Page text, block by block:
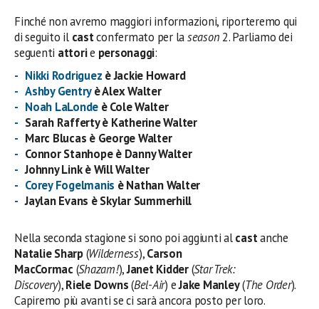
Finché non avremo maggiori informazioni, riporteremo qui
di seguito il castconfermato per laseason2. Parliamo dei
seguenti attorie personaggi:
Nikki Rodriguez è Jackie Howard
Ashby Gentryè Alex Walter
Noah LaLonde è Cole Walter
Sarah Rafferty è Katherine Walter
Marc Blucas è George Walter
Connor Stanhope è Danny Walter
Johnny Link è Will Walter
Corey Fogelmanis è Nathan Walter
Jaylan Evans è Skylar Summerhill
Nella seconda stagione si sono poi aggiunti alcastanche
Natalie Sharp(Wilderness),Carson
MacCormac (Shazam!),Janet Kidder(Star Trek:
Discovery),Riele Downs(Bel-Air) eJake Manley(The Order).
Capiremo più avanti se ci sarà ancora posto per loro.